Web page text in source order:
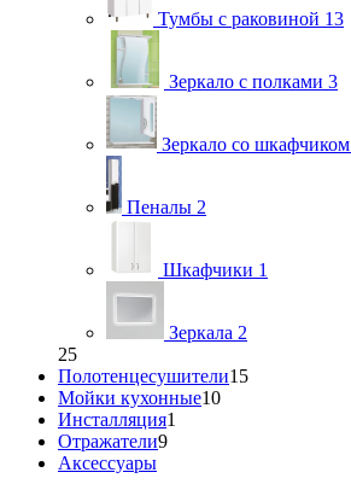
Тумбы с раковиной 13
Зеркало с полками 3
Зеркало со шкафчиком
Пеналы 2
Шкафчики 1
Зеркала 2
25
Полотенцесушители15
Мойки кухонные10
Инсталляция1
Отражатели9
Аксессуары